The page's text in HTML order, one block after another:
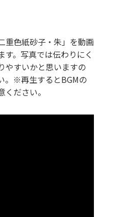
重色紙砂子・朱」を動画
す。写真では伝わりにく
やすいかと思いますの
。※再生するとBGMの
ださい。